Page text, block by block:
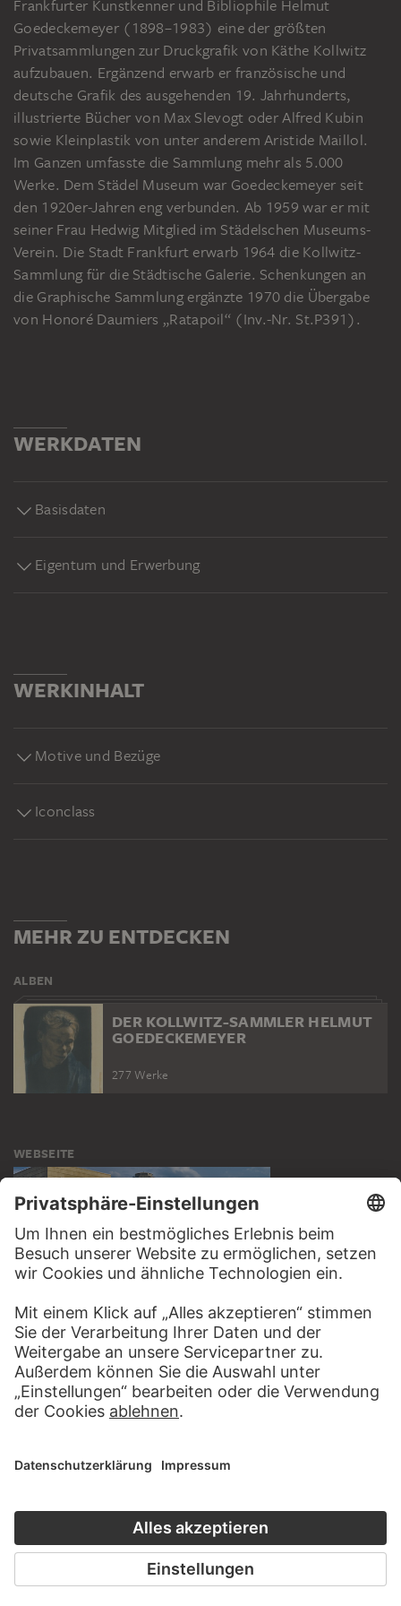
Frankfurter Kunstkenner und Bibliophile Helmut
Goedeckemeyer (1898–1983) eine der größten
Privatsammlungen zur Druckgrafik von Käthe Kollwitz
aufzubauen. Ergänzend erwarb er französische und
deutsche Grafik des ausgehenden 19. Jahrhunderts,
illustrierte Bücher von Max Slevogt oder Alfred Kubin
sowie Kleinplastik von unter anderem Aristide Maillol.
Im Ganzen umfasste die Sammlung mehr als 5.000
Werke. Dem Städel Museum war Goedeckemeyer seit
den 1920er-Jahren eng verbunden. Ab 1959 war er mit
seiner Frau Hedwig Mitglied im Städelschen Museums-
Verein. Die Stadt Frankfurt erwarb 1964 die Kollwitz-
Sammlung für die Städtische Galerie. Schenkungen an
die Graphische Sammlung ergänzte 1970 die Übergabe
von Honoré Daumiers „Ratapoil“ (Inv.-Nr. St.P391).
WERKDATEN
Basisdaten
Eigentum und Erwerbung
WERKINHALT
Motive und Bezüge
Iconclass
MEHR ZU ENTDECKEN
ALBEN
DER KOLLWITZ-SAMMLER HELMUT
GOEDECKEMEYER
277 Werke
WEBSEITE
BESUCHEN SIE DAS
STÄDEL MUSEUM
ZUR WEBSEITE
KONTAKT
Haben Sie Anregungen, Fragen oder Informationen zu
diesem Werk?